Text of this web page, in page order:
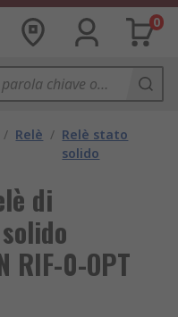
0
/ Relè / Relè stato
solido
di
RIF-0-OPT